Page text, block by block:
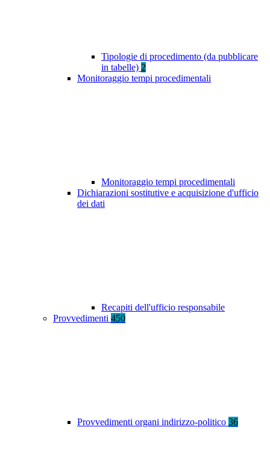
Tipologie di procedimento (da pubblicare
in tabelle) 2
Monitoraggio tempi procedimentali
Monitoraggio tempi procedimentali
Dichiarazioni sostitutive e acquisizione d'ufficio
dei dati
Recapiti dell'ufficio responsabile
Provvedimenti 450
Provvedimenti organi indirizzo-politico 36